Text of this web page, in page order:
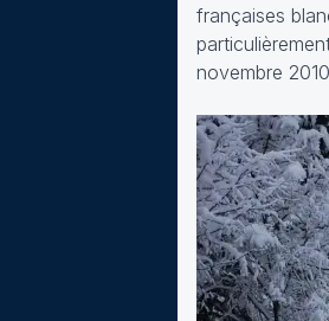
françaises
novembre